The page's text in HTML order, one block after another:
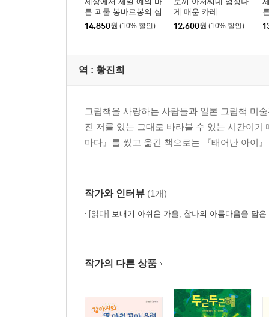
른 괴물 봉바르봉의 심
부름
14,850원 (10% 할인)
게 매운 카레
12,600원 (10% 할인)
역 : 황진희
그림책을 사랑하는 사람들과 일본 그림책 미
진 저를 있는 그대로 바라볼 수 있는 시간이
마다』를 썼고 옮긴 책으로는 『태어난 아이
작가와 인터뷰 (1개)
[읽다] 보내기 아쉬운 가을, 찰나의 아름다움을 담은
작가의 다른 상품